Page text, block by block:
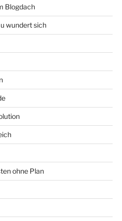
Blogdach
wundert sich
ohne Plan